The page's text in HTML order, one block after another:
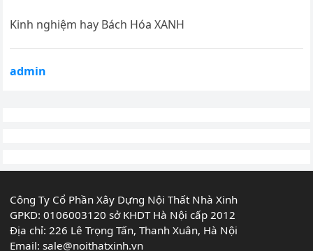
Kinh nghiệm hay Bách Hóa XANH
admin
Công Ty Cổ Phần Xây Dựng Nội Thất Nhà Xinh
GPKD: 0106003120 sở KHDT Hà Nội cấp 2012
Địa chỉ: 226 Lê Trọng Tấn, Thanh Xuân, Hà Nội
Email:sale@noithatxinh.vn